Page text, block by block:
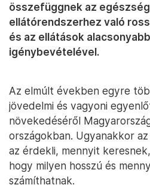
összefüggnek az
ellátórendszerhez való
és az ellátások
igénybevételével.
Az elmúlt években egyre
jövedelmi és vagyoni
növekedéséről
országokban. Ugyanakkor
az érdekli, mennyit
hogy milyen hosszú és
számíthatnak.